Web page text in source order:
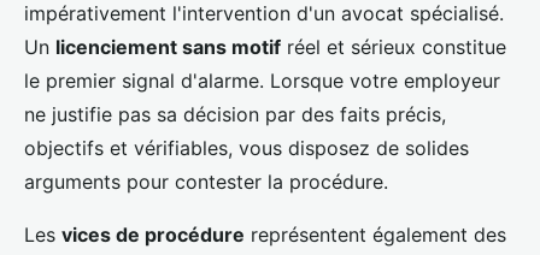
impérativement l'intervention d'un avocat spécialisé.
Un licenciement sans motif réel et sérieux constitue
le premier signal d'alarme. Lorsque votre employeur
ne justifie pas sa décision par des faits précis,
objectifs et vérifiables, vous disposez de solides
arguments pour contester la procédure.
Les vices de procédure représentent également des